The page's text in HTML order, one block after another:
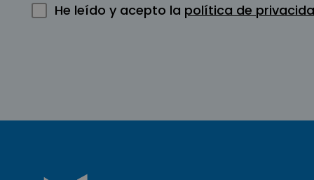
He leído y acepto la política de